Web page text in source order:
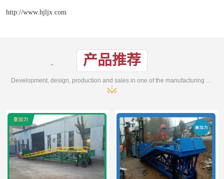
http://www.hjljx.com
产品推荐